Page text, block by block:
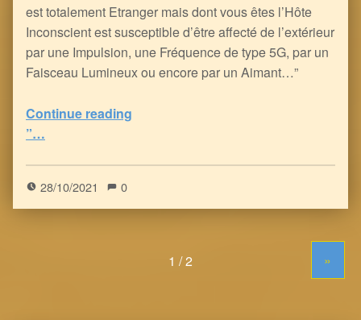
est totalement Etranger mais dont vous êtes l’Hôte
Inconscient est susceptible d’être affecté de l’extérieur
par une Impulsion, une Fréquence de type 5G, par un
Faisceau Lumineux ou encore par un Aimant…”
Continue reading
”…
28/10/2021 0
»